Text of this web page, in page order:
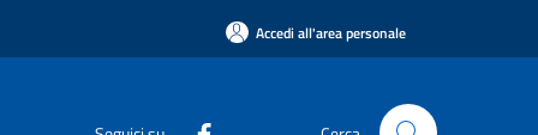
Accedi all'area personale